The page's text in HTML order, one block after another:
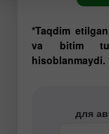
*Taqdim
va bitim
hisoblanmaydi.
для